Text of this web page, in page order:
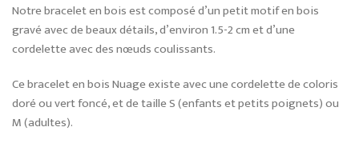
Notre bracelet en bois est composé d’un petit motif en bois
gravé avec de beaux détails, d’environ 1.5-2 cm et d’une
cordelette avec des nœuds coulissants.
Ce bracelet en bois Nuage existe avec une cordelette de coloris
doré ou vert foncé, et de taille S (enfants et petits poignets) ou
M (adultes).